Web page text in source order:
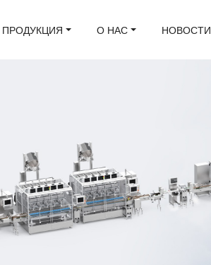
ПРОДУКЦИЯ О НАС НОВОСТИ